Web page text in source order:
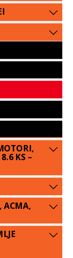
KS –
ACMA,